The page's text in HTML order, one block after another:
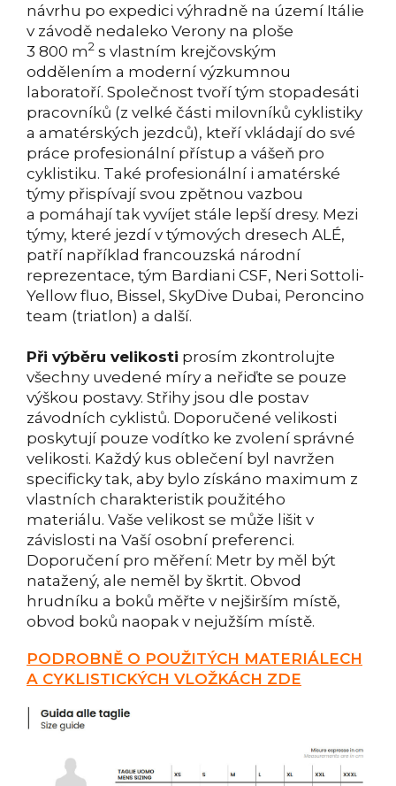
návrhu po expedici výhradně na území Itálie
v závodě nedaleko Verony na ploše
3 800 m2 s vlastním krejčovským
oddělením a moderní výzkumnou
laboratoří. Společnost tvoří tým stopadesáti
pracovníků (z velké části milovníků cyklistiky
a amatérských jezdců), kteří vkládají do své
práce profesionální přístup a vášeň pro
cyklistiku. Také profesionální i amatérské
týmy přispívají svou zpětnou vazbou
a pomáhají tak vyvíjet stále lepší dresy. Mezi
týmy, které jezdí v týmových dresech ALÉ,
patří například francouzská národní
reprezentace, tým Bardiani CSF, Neri Sottoli-
Yellow fluo, Bissel, SkyDive Dubai, Peroncino
team (triatlon) a další.
Při výběru velikosti prosím zkontrolujte
všechny uvedené míry a neřiďte se pouze
výškou postavy. Střihy jsou dle postav
závodních cyklistů. Doporučené velikosti
poskytují pouze vodítko ke zvolení správné
velikosti. Každý kus oblečení byl navržen
specificky tak, aby bylo získáno maximum z
vlastních charakteristik použitého
materiálu. Vaše velikost se může lišit v
závislosti na Vaší osobní preferenci.
Doporučení pro měření: Metr by měl být
natažený, ale neměl by škrtit. Obvod
hrudníku a boků měřte v nejširším místě,
obvod boků naopak v nejužším místě.
PODROBNĚ O POUŽITÝCH MATERIÁLECH
A CYKLISTICKÝCH VLOŽKÁCH ZDE